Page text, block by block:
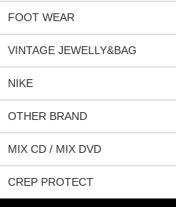
FOOT WEAR
VINTAGE JEWELLY&BAG
NIKE
OTHER BRAND
MIX CD / MIX DVD
CREP PROTECT